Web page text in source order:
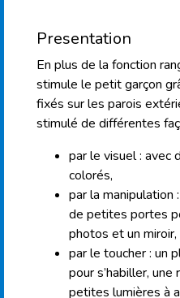
Presentation
En plus de la fonction
stimule le petit garçon
fixés sur les parois
stimulé de différentes
par le visuel : avec
colorés,
par la
de petites portes
photos et un miroir,
par le toucher : un
pour s’habiller,
petites lumières à